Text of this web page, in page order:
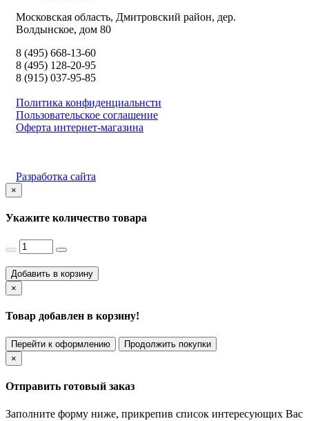
Московская область, Дмитровский район, дер.
Волдынское, дом 80
8 (495) 668-13-60
8 (495) 128-20-95
8 (915) 037-95-85
Политика конфиденциальнсти
Пользовательское соглашение
Оферта интернет-магазина
Разработка сайта
×
Укажите количество товара
Добавить в корзину
×
Товар добавлен в корзину!
Перейти к оформлению
Продолжить покупки
×
Отправить готовый заказ
Заполните форму ниже, прикрепив список интересующих Вас